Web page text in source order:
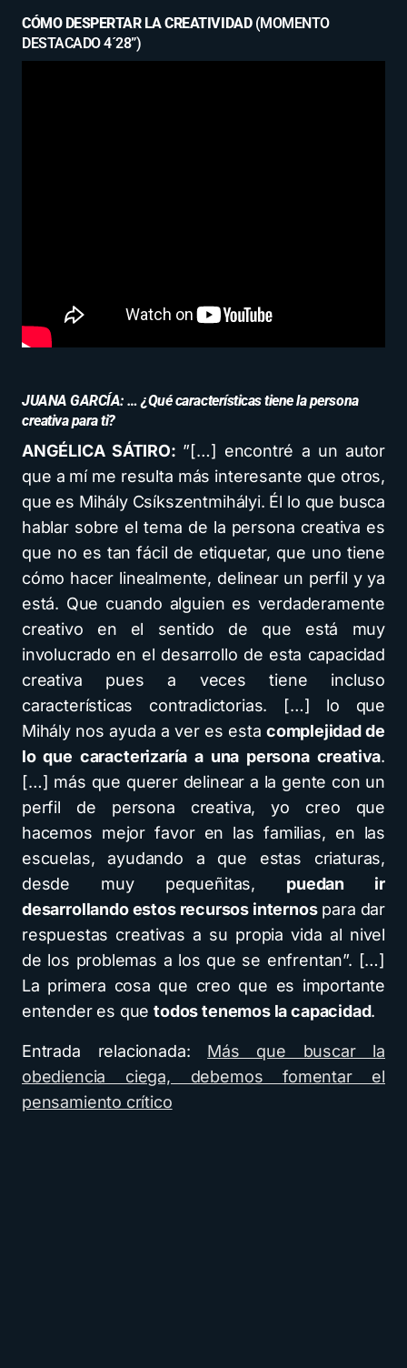
CÓMO DESPERTAR LA CREATIVIDAD (MOMENTO
DESTACADO 4´28”)
JUANA GARCÍA: … ¿Qué características tiene la persona
creativa para ti?
ANGÉLICA SÁTIRO: ”[…] encontré a un autor
que a mí me resulta más interesante que otros,
que es Mihály Csíkszentmihályi. Él lo que busca
hablar sobre el tema de la persona creativa es
que no es tan fácil de etiquetar, que uno tiene
cómo hacer linealmente, delinear un perfil y ya
está. Que cuando alguien es verdaderamente
creativo en el sentido de que está muy
involucrado en el desarrollo de esta capacidad
creativa pues a veces tiene incluso
características contradictorias. […] lo que
Mihály nos ayuda a ver es esta complejidad de
lo que caracterizaría a una persona creativa.
[…] más que querer delinear a la gente con un
perfil de persona creativa, yo creo que
hacemos mejor favor en las familias, en las
escuelas, ayudando a que estas criaturas,
desde muy pequeñitas, puedan ir
desarrollando estos recursos internospara dar
respuestas creativas a su propia vida al nivel
de los problemas a los que se enfrentan”. […]
La primera cosa que creo que es importante
entender es quetodos tenemos la capacidad.
Entrada relacionada: Más que buscar la
obediencia ciega, debemos fomentar el
pensamiento crítico